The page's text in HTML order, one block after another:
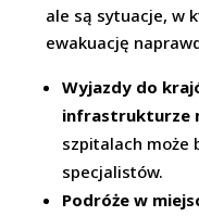
ale są sytuacje, w
ewakuację
Wyjazdy do
infrastrukturze
szpitalach może
specjalistów.
Podróże w